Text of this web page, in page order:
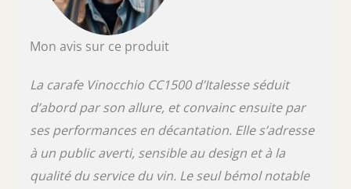
Mon avis sur ce produit
La carafe Vinocchio CC1500 d’Italesse séduit
d’abord par son allure, et convainc ensuite par
ses performances en décantation. Elle s’adresse
à un public averti, sensible au design et à la
qualité du service du vin. Le seul bémol notable